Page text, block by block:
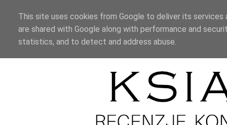
This site uses cookies from Google to deliver its
are shared with Google along with performance and
statistics, and to detect and address abuse.